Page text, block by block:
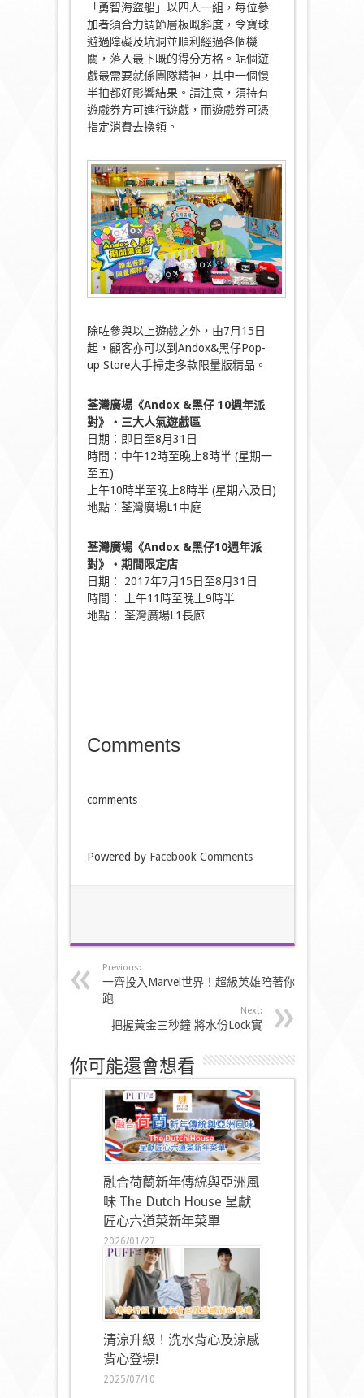
「勇智海盜船」以四人一組，每位參
加者須合力調節層板嘅斜度，令寶球
避過障礙及坑洞並順利經過各個機
關，落入最下嘅的得分方格。呢個遊
戲最需要就係團隊精神，其中一個慢
半拍都好影響結果。請注意，須持有
遊戲券方可進行遊戲，而遊戲券可憑
指定消費去換領。
除咗參與以上遊戲之外，由7月15日
起，顧客亦可以到Andox&黑仔Pop-
up Store大手掃走多款限量版精品。
荃灣廣場《Andox &黑仔 10週年派
對》‧三大人氣遊戲區
日期：即日至8月31日
時間：中午12時至晚上8時半 (星期一
至五)
上午10時半至晚上8時半 (星期六及日)
地點：荃灣廣場L1中庭
荃灣廣場《Andox &黑仔10週年派
對》‧期間限定店
日期： 2017年7月15日至8月31日
時間： 上午11時至晚上9時半
地點： 荃灣廣場L1長廊
Comments
comments
Powered by Facebook Comments
Previous:
一齊投入Marvel世界！超級英雄陪著你
跑
Next:
把握黃金三秒鐘 將水份Lock實
你可能還會想看
融合荷蘭新年傳統與亞洲風
味 The Dutch House 呈獻
匠心六道菜新年菜單
2026/01/27
清涼升級！洗水背心及涼感
背心登場!
2025/07/10